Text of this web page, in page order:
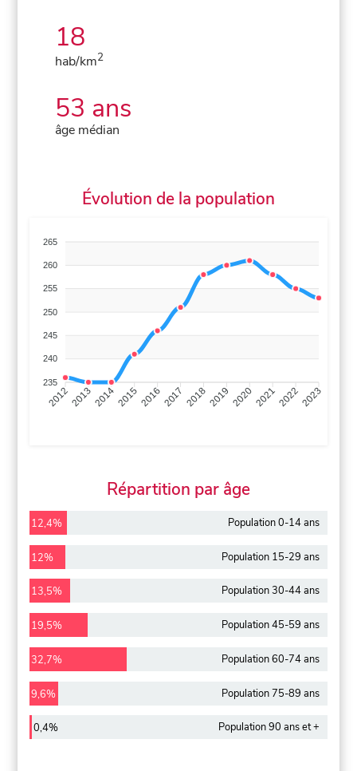
18
hab/km2
53 ans
âge médian
Évolution de la population
265
260
255
250
245
240
235
201220132014201520162017 20182019 2020202120222023
Répartition par âge
12,4% Population 0-14 ans
12% Population 15-29 ans
13,5% Population 30-44 ans
19,5% Population 45-59 ans
32,7% Population 60-74 ans
9,6% Population 75-89 ans
0,4% Population 90 ans et +